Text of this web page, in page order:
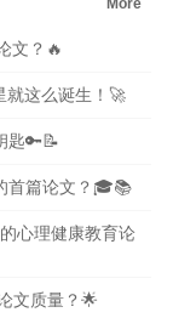
More
文？🔥
就这么诞生！🚀
匙🔑📝
首篇论文？🎓📚
心理健康教育论
文质量？🌟